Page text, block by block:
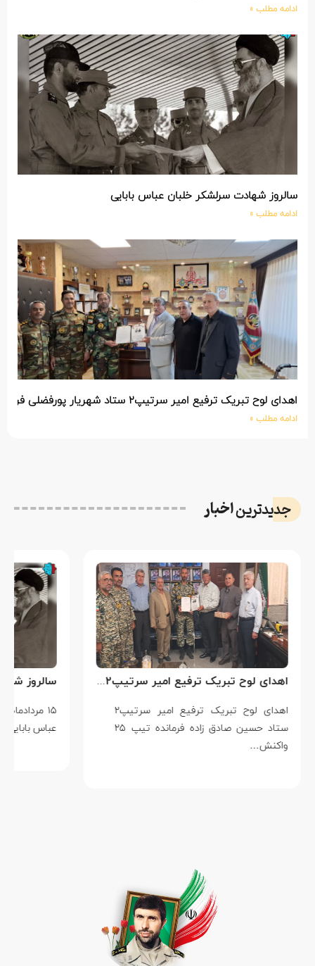
ادامه مطلب »
سالروز شهادت سرلشکر خلبان عباس بابایی
ادامه مطلب »
اهدای لوح تبریک ترفیع امیر سرتیپ۲ ستاد شهریار پورفضلی فرمانده تیپ ۳۶۴ شهید نصیرزاده نزاجا مستقر در مهاباد
ادامه مطلب »
جدیدتریناخبار
اهدای لوح تبریک ترفیع امیر سرتیپ۲ ستاد حسین صادق زاده فرمانده تیپ ۲۵ واکنش سریع شهید آبگون نزاجا مستقر در تبریز
اهدای لوح تبریک ترفیع امیر سرتیپ۲
ستاد حسین صادق زاده فرمانده تیپ ۲۵
واکنش…
۱۵
عباس بابایی